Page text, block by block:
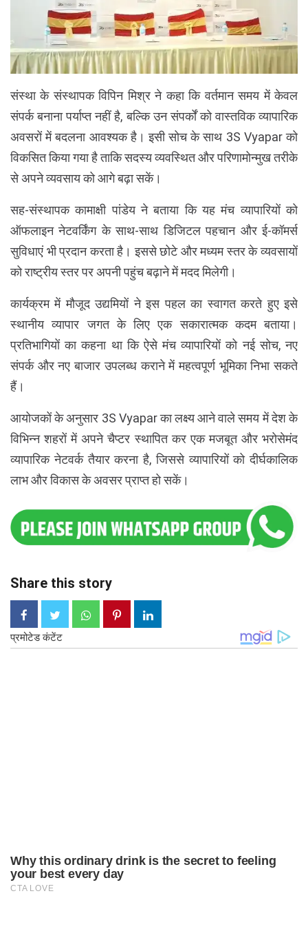
संस्था के संस्थापक विपिन मिश्र ने कहा कि वर्तमान समय में केवल
संपर्क बनाना पर्याप्त नहीं है, बल्कि उन संपर्कों को वास्तविक व्यापारिक
अवसरों में बदलना आवश्यक है। इसी सोच के साथ 3S Vyapar को
विकसित किया गया है ताकि सदस्य व्यवस्थित और परिणामोन्मुख तरीके
से अपने व्यवसाय को आगे बढ़ा सकें।
सह-संस्थापक कामाक्षी पांडेय ने बताया कि यह मंच व्यापारियों को
ऑफलाइन नेटवर्किंग के साथ-साथ डिजिटल पहचान और ई-कॉमर्स
सुविधाएं भी प्रदान करता है। इससे छोटे और मध्यम स्तर के व्यवसायों
को राष्ट्रीय स्तर पर अपनी पहुंच बढ़ाने में मदद मिलेगी।
कार्यक्रम में मौजूद उद्यमियों ने इस पहल का स्वागत करते हुए इसे
स्थानीय व्यापार जगत के लिए एक सकारात्मक कदम बताया।
प्रतिभागियों का कहना था कि ऐसे मंच व्यापारियों को नई सोच, नए
संपर्क और नए बाजार उपलब्ध कराने में महत्वपूर्ण भूमिका निभा सकते
हैं।
आयोजकों के अनुसार 3S Vyapar का लक्ष्य आने वाले समय में देश के
विभिन्न शहरों में अपने चैप्टर स्थापित कर एक मजबूत और भरोसेमंद
व्यापारिक नेटवर्क तैयार करना है, जिससे व्यापारियों को दीर्घकालिक
लाभ और विकास के अवसर प्राप्त हो सकें।
Share this story